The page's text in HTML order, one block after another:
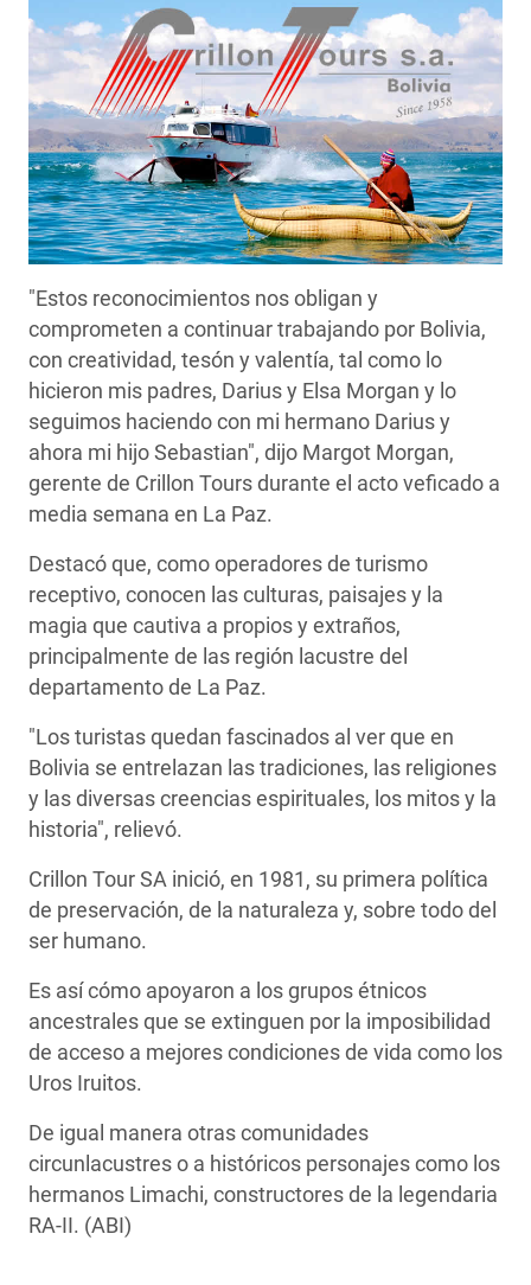
"Estos reconocimientos nos obligan y
comprometen a continuar trabajando por Bolivia,
con creatividad, tesón y valentía, tal como lo
hicieron mis padres, Darius y Elsa Morgan y lo
seguimos haciendo con mi hermano Darius y
ahora mi hijo Sebastian", dijo Margot Morgan,
gerente de Crillon Tours durante el acto veficado a
media semana en La Paz.
Destacó que, como operadores de turismo
receptivo, conocen las culturas, paisajes y la
magia que cautiva a propios y extraños,
principalmente de las región lacustre del
departamento de La Paz.
"Los turistas quedan fascinados al ver que en
Bolivia se entrelazan las tradiciones, las religiones
y las diversas creencias espirituales, los mitos y la
historia", relievó.
Crillon Tour SA inició, en 1981, su primera política
de preservación, de la naturaleza y, sobre todo del
ser humano.
Es así cómo apoyaron a los grupos étnicos
ancestrales que se extinguen por la imposibilidad
de acceso a mejores condiciones de vida como los
Uros Iruitos.
De igual manera otras comunidades
circunlacustres o a históricos personajes como los
hermanos Limachi, constructores de la legendaria
RA-II. (ABI)